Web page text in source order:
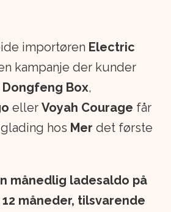
importøren Electric
kampanje der kunder
Dongfeng Box,
ellerVoyah Courage får
hos Merdet første
månedlig ladesaldo på
måneder, tilsvarende